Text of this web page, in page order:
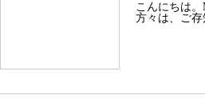
こんにちは。
方々は、ご